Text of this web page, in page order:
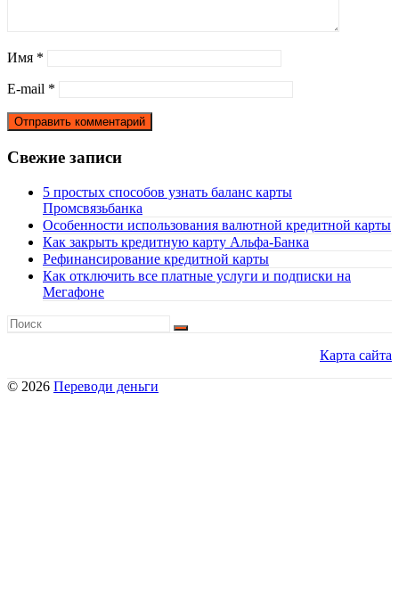
Имя *
E-mail *
Свежие записи
5 простых способов узнать баланс карты
Промсвязьбанка
Особенности использования валютной кредитной карты
Как закрыть кредитную карту Альфа-Банка
Рефинансирование кредитной карты
Как отключить все платные услуги и подписки на
Мегафоне
Карта сайта
© 2026 Переводи деньги